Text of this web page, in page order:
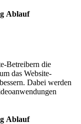
Ablauf
Betreibern die
das Website-
Dabei werden
Ablauf